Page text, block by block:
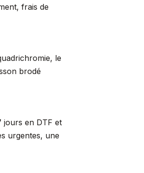
frais de
le
brodé
jours en DTF et
urgentes, une